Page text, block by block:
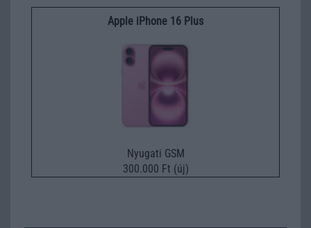
Apple iPhone 16 Plus
Nyugati GSM
300.000 Ft (új)